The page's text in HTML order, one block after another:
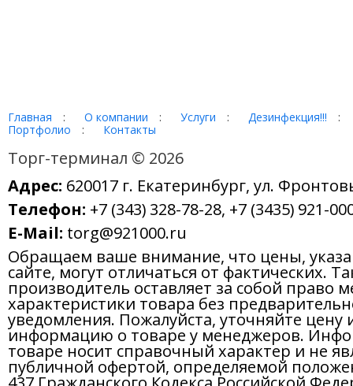
Дезинфекция!!!
Портфолио
Контакты
Торг-терминал © 2026
Адрес: 620017 г. Екатеринбург, ул.
Телефон: +7 (343) 328-78-28, +7 (3435) 921-
E-Mail: torg@921000.ru
Обращаем ваше внимание, что цены,
сайте, могут отличаться от фактических.
производитель оставляет за собой право
характеристики товара без
уведомления. Пожалуйста, уточняйте цену
информацию о товаре у менеджеров.
товаре носит справочный характер и не
публичной офертой, определяемой
437 Гражданского Кодекса Российской